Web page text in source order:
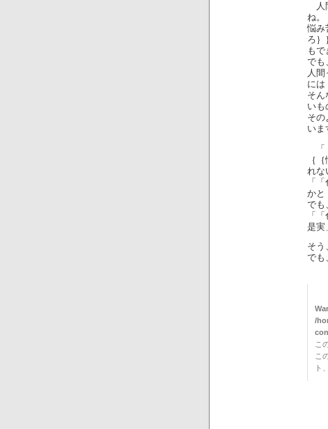
人
ね。
悩み
ろ｝
もで
でも
人
には
そん
いも
その
いま
「
｛
れな
「
かと
でも
「
是実
そう
でも
/
こ
こ
ト